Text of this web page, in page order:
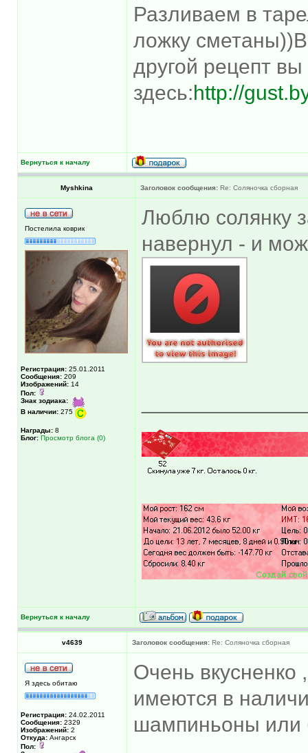
Разливаем в
ложку
другой рецепт
здесь:http://
Вернуться к началу
Myshkina Заголовок сообщения: Re: Соляночка сборная
Постелила коврик
Регистрация: 25.01.2011
Сообщения: 209
Изображений: 14
Пол:
Знак зодиака:
В наличии: 275
Награды: 8
Блог: Просмотр блога (0)
Люблю солянку
навернул - и
Вернуться к началу
v4639 Заголовок сообщения: Re: Соляночка сборная
Я здесь обитаю
Регистрация: 24.02.2011
Сообщения: 2329
Изображений: 2
Откуда: Ангарск
Пол:
Очень вкусненко
имеются в
шампиньоны или